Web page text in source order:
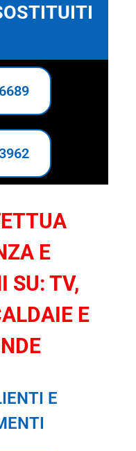
E
SU: TV,
E
E